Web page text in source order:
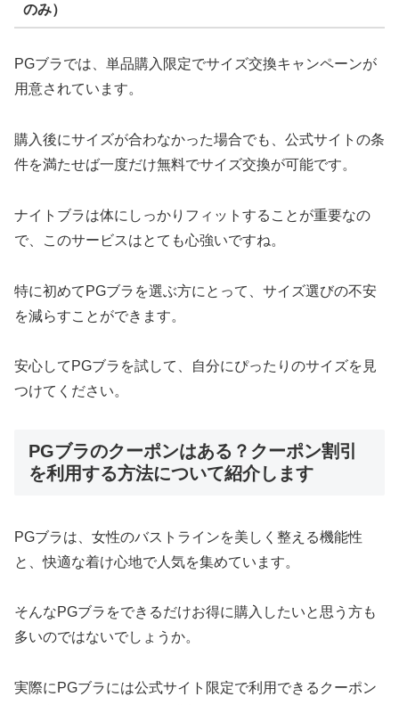
のみ）
PGブラでは、単品購入限定でサイズ交換キャンペーンが
用意されています。
購入後にサイズが合わなかった場合でも、公式サイトの条
件を満たせば一度だけ無料でサイズ交換が可能です。
ナイトブラは体にしっかりフィットすることが重要なの
で、このサービスはとても心強いですね。
特に初めてPGブラを選ぶ方にとって、サイズ選びの不安
を減らすことができます。
安心してPGブラを試して、自分にぴったりのサイズを見
つけてください。
PGブラのクーポンはある？クーポン割引
を利用する方法について紹介します
PGブラは、女性のバストラインを美しく整える機能性
と、快適な着け心地で人気を集めています。
そんなPGブラをできるだけお得に購入したいと思う方も
多いのではないでしょうか。
実際にPGブラには公式サイト限定で利用できるクーポン